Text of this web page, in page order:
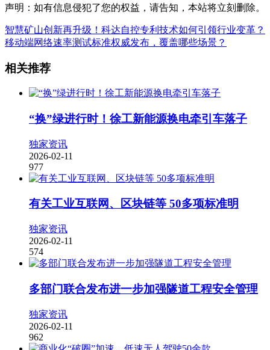
声明：如有信息侵犯了您的权益，请告知，本站将立刻删除。
智慧矿山创新再升级！科达自控专利技术如何引领行业变革？
移动端网络速率测试标准权威发布，覆盖哪些场景？
相关推荐
“换”绿进行时！徐工新能源换电牵引车落子
独家资讯
2026-02-11
977
有关工业互联网、区块链等 50多项标准明
独家资讯
2026-02-11
574
多部门联合发布进一步加强隧道工程安全管理
独家资讯
2026-02-11
962